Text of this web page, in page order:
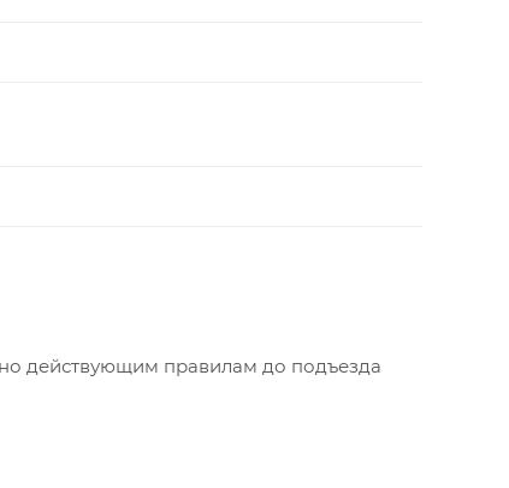
действующим правилам до подъезда